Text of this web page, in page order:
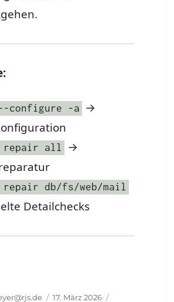
configure -a →
repair all
→
repair db/fs/web/mail
Detailchecks
Veröffentlicht
17. März 2026